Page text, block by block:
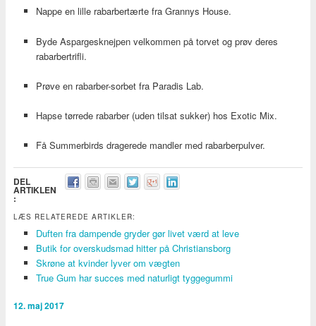
Nappe en lille rabarbertærte fra Grannys House.
Byde Aspargesknejpen velkommen på torvet og prøv deres
rabarbertrifli.
Prøve en rabarber-sorbet fra Paradis Lab.
Hapse tørrede rabarber (uden tilsat sukker) hos Exotic Mix.
Få Summerbirds dragerede mandler med rabarberpulver.
DEL
ARTIKLEN
:
LÆS RELATEREDE ARTIKLER:
Duften fra dampende gryder gør livet værd at leve
Butik for overskudsmad hitter på Christiansborg
Skrøne at kvinder lyver om vægten
True Gum har succes med naturligt tyggegummi
12. maj 2017